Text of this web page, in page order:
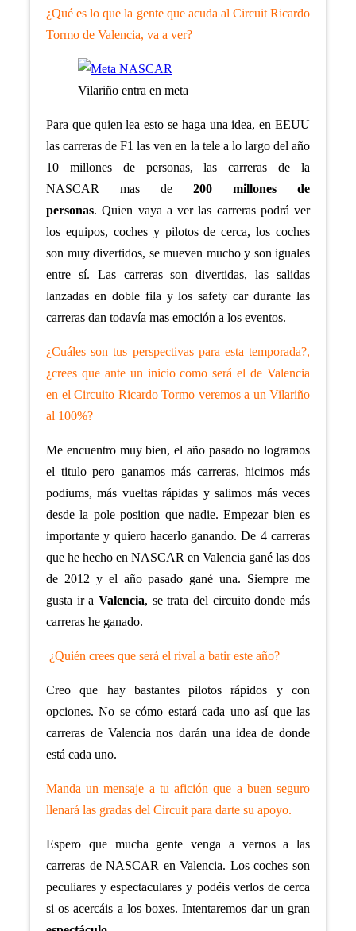
¿Qué es lo que la gente que acuda al Circuit Ricardo
Tormo de Valencia, va a ver?
Vilariño entra en meta
Para que quien lea esto se haga una idea, en EEUU
las carreras de F1 las ven en la tele a lo largo del año
10 millones de personas, las carreras de la
NASCAR mas de 200 millones de
personas.Quien vaya a ver las carreras podrá ver
los equipos, coches y pilotos de cerca, los coches
son muy divertidos, se mueven mucho y son iguales
entre sí. Las carreras son divertidas, las salidas
lanzadas en doble fila y los safety car durante las
carreras dan todavía mas emoción a los eventos.
¿Cuáles son tus perspectivas para esta temporada?,
¿crees que ante un inicio como será el de Valencia
en el Circuito Ricardo Tormo veremos a un Vilariño
al 100%?
Me encuentro muy bien, el año pasado no logramos
el titulo pero ganamos más carreras, hicimos más
podiums, más vueltas rápidas y salimos más veces
desde la pole position que nadie. Empezar bien es
importante y quiero hacerlo ganando. De 4 carreras
que he hecho en NASCAR en Valencia gané las dos
de 2012 y el año pasado gané una. Siempre me
gusta ir a Valencia, se trata del circuito donde más
carreras he ganado.
¿Quién crees que será el rival a batir este año?
Creo que hay bastantes pilotos rápidos y con
opciones. No se cómo estará cada uno así que las
carreras de Valencia nos darán una idea de donde
está cada uno.
Manda un mensaje a tu afición que a buen seguro
llenará las gradas del Circuit para darte su apoyo.
Espero que mucha gente venga a vernos a las
carreras de NASCAR en Valencia. Los coches son
peculiares y espectaculares y podéis verlos de cerca
si os acercáis a los boxes. Intentaremos dar un gran